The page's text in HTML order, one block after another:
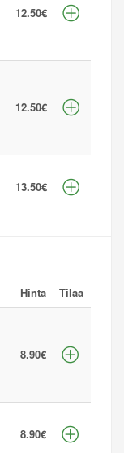
12.50€
12.50€
13.50€
Hinta Tilaa
8.90€
8.90€